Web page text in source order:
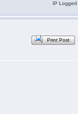
IP Logged
Print Post